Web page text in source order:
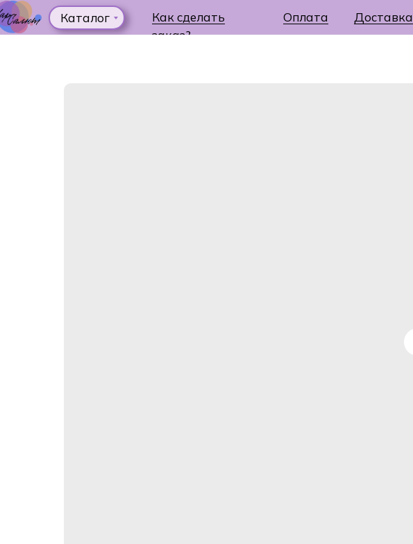
Доставка
Как сделать
заказ?
Оплата
Каталог